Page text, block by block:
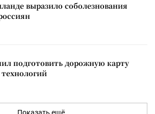
выразило соболезнования
подготовить дорожную карту